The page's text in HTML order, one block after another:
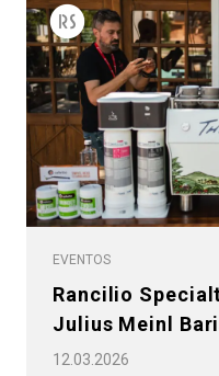
EVENTOS
Rancilio
Julius Meinl
12.03.2026